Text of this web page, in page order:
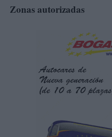
Zonas autorizadas